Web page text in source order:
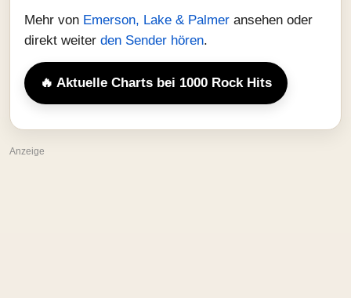
Mehr von Emerson, Lake & Palmer ansehen oder
direkt weiter den Sender hören.
🔥 Aktuelle Charts bei 1000 Rock Hits
Anzeige